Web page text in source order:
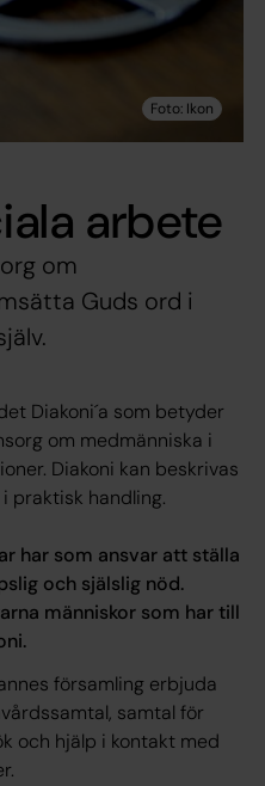
arbete
om
Guds ord i
Diakoni´a som betyder
om medmänniska i
Diakoni kan beskrivas
praktisk handling.
har som ansvar att ställa
och själslig nöd.
människor som har till
församling erbjuda
samtal för
och hjälp i kontakt med